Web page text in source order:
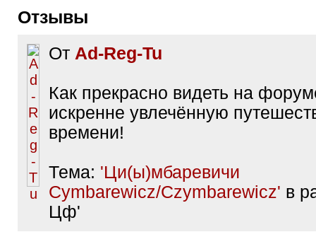
Отзывы
От Ad-Reg-Tu
Как прекрасно видеть на
искренне увлечённую
времени!
Тема: 'Ци(ы)мбаревичи
Cymbarewicz/Czymbarewicz' в
Цф'